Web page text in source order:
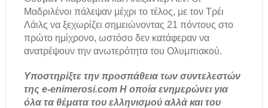
Μαδριλένοι πάλεψαν μέχρι το τέλος, με τον Τρέι
Λάιλς να ξεχωρίζει σημειώνοντας 21 πόντους στο
πρώτο ημίχρονο, ωστόσο δεν κατάφεραν να
ανατρέψουν την ανωτερότητα του Ολυμπιακού.
Υποστηρίξτε την προσπάθεια των συντελεστών
της e-enimerosi.com Η οποία ενημερώνει για
όλα τα θέματα του ελληνισμού αλλά και του